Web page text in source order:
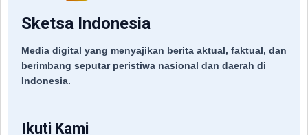
Sketsa Indonesia
Media digital yang menyajikan berita aktual, faktual, dan
berimbang seputar peristiwa nasional dan daerah di
Indonesia.
Ikuti Kami